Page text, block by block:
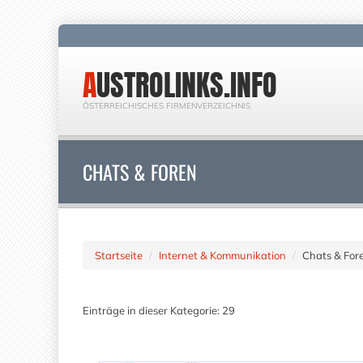
AUSTROLINKS.INFO
ÖSTERREICHISCHES FIRMENVERZEICHNIS
CHATS & FOREN
Startseite Internet & Kommunikation Chats &
Einträge in dieser Kategorie: 29